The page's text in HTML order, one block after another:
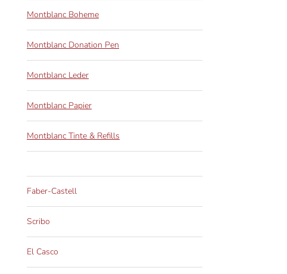
Montblanc Boheme
Montblanc Donation Pen
Montblanc Leder
Montblanc Papier
Montblanc Tinte & Refills
Faber-Castell
Scribo
El Casco